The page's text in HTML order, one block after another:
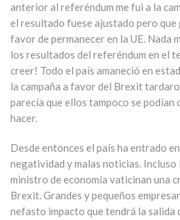
anterior al referéndum me fui a la
el resultado fuese ajustado pero que
favor de permanecer en la UE. Nada
los resultados del referéndum en el
creer! Todo el país amaneció en
la campaña a favor del Brexit
parecía que ellos tampoco se podían
hacer.
Desde entonces el país ha entrado
negatividad y malas noticias.
ministro de economía vaticinan una
Brexit. Grandes y pequeños
nefasto impacto que tendrá la salida